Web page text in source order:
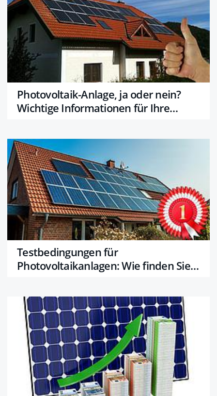
Photovoltaik-Anlage, ja oder nein?
Wichtige Informationen für Ihre
Testbedingungen für
Photovoltaikanlagen: Wie finden Sie